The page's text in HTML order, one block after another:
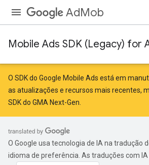
AdMob
Mobile Ads SDK (Legacy) for
O SDK do Google Mobile Ads está em
as atualizações e recursos mais recentes,
SDK do GMA Next-Gen
O Google usa tecnologia de IA na tradução
idioma de preferência. As traduções com IA